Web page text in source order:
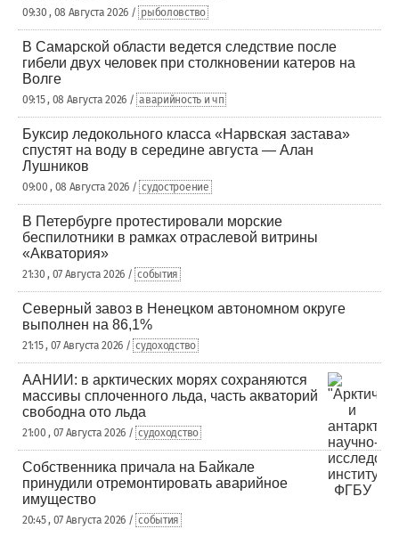
09:30 , 08 Августа 2026 / рыболовство
В Самарской области ведется следствие после
гибели двух человек при столкновении катеров на
Волге
09:15 , 08 Августа 2026 / аварийность и чп
Буксир ледокольного класса «Нарвская застава»
спустят на воду в середине августа — Алан
Лушников
09:00 , 08 Августа 2026 / судостроение
В Петербурге протестировали морские
беспилотники в рамках отраслевой витрины
«Акватория»
21:30 , 07 Августа 2026 / события
Северный завоз в Ненецком автономном округе
выполнен на 86,1%
21:15 , 07 Августа 2026 / судоходство
ААНИИ: в арктических морях сохраняются
массивы сплоченного льда, часть акваторий
свободна ото льда
21:00 , 07 Августа 2026 / судоходство
Собственника причала на Байкале
принудили отремонтировать аварийное
имущество
20:45 , 07 Августа 2026 / события